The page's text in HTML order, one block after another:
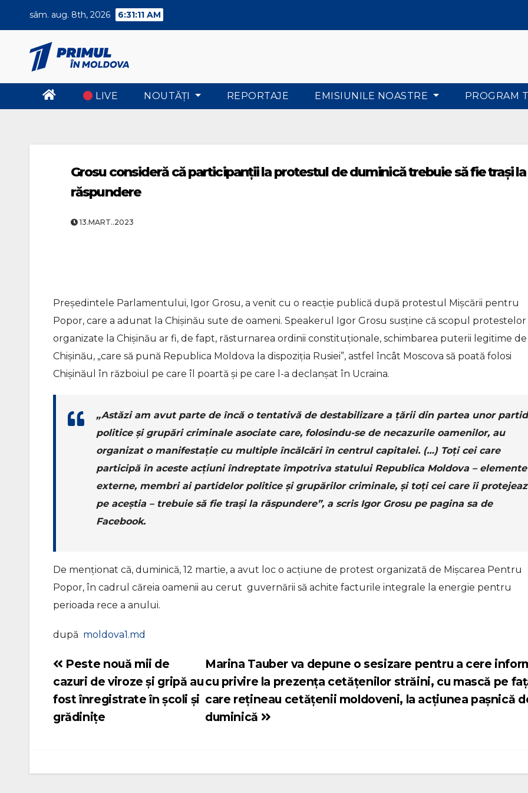
sâm. aug. 8th, 2026 6:31:12 AM
LIVE NOUTĂŢI REPORTAJE EMISIUNILE NOASTRE PROGRAM
Grosu consideră că participanții la protestul de duminică trebuie să fie trași la
răspundere
13.MART..2023
Președintele Parlamentului, Igor Grosu, a venit cu o reacție publică după protestul Mișcării pentru
Popor, care a adunat la Chișinău sute de oameni. Speakerul Igor Grosu susține că scopul protestelor
organizate la Chișinău ar fi, de fapt, răsturnarea ordinii constituționale, schimbarea puterii legitime de
Chișinău, „care să pună Republica Moldova la dispoziția Rusiei”, astfel încât Moscova să poată folosi
Chișinăul în războiul pe care îl poartă și pe care l-a declanșat în Ucraina.
„Astăzi am avut parte de încă o tentativă de destabilizare a țării din partea unor
politice și grupări criminale asociate care, folosindu-se de necazurile oamenilor, au
organizat o manifestație cu multiple încălcări în centrul capitalei. (…) Toți cei care
participă în aceste acțiuni îndreptate împotriva statului Republica Moldova – elemente
externe, membri ai partidelor politice și grupărilor criminale, și toți cei care îi
pe aceștia – trebuie să fie trași la răspundere”, a scris Igor Grosu pe pagina sa de
Facebook.
De menționat că, duminică, 12 martie, a avut loc o acțiune de protest organizată de Mișcarea Pentru
Popor, în cadrul căreia oamenii au cerut guvernării să achite facturile integrale la energie pentru
perioada rece a anului.
după moldova1.md
Navigare
în
articole
Marina Tauber va depune o sesizare pentru a cere
cu privire la prezența cetățenilor străini, cu mască pe
care rețineau cetățenii moldoveni, la acțiunea pașnică
duminică
Peste nouă mii de
cazuri de viroze și gripă au
fost înregistrate în școli și
grădinițe